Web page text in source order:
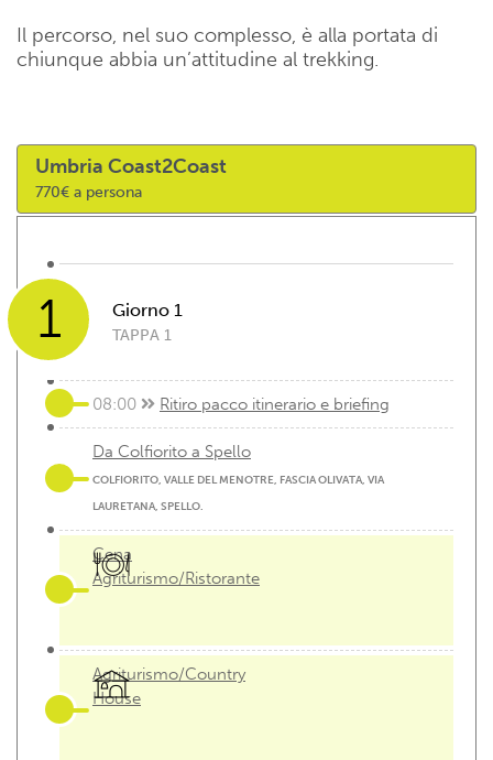
Il percorso, nel suo complesso, è alla portata di
chiunque abbia un’attitudine al trekking.
Umbria Coast2Coast
770€ a persona
1 Giorno 1
TAPPA 1
08:00 Ritiro pacco itinerario e briefing
Da Colfiorito a Spello
COLFIORITO, VALLE DEL MENOTRE, FASCIA OLIVATA, VIA
LAURETANA, SPELLO.
Cena
Agriturismo/Ristorante
Agriturismo/Country
House